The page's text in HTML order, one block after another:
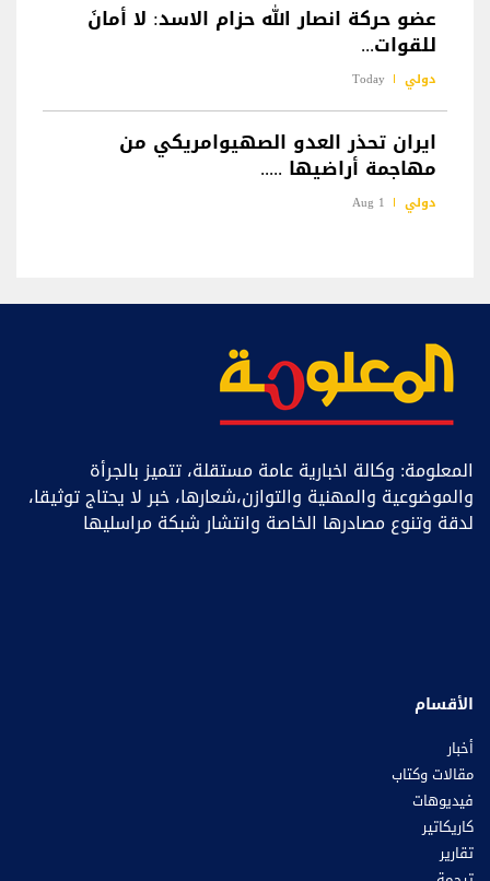
‏عضو حركة انصار الله حزام الاسد: لا أمانَ
للقوات...
دولي Today
ايران تحذر العدو الصهيوامريكي من
مهاجمة أراضيها .....
دولي 1 Aug
المعلومة: وكالة اخبارية عامة مستقلة، تتميز بالجرأة
والموضوعية والمهنية والتوازن،شعارها، خبر ﻻ يحتاج توثيقا،
لدقة وتنوع مصادرها الخاصة وانتشار شبكة مراسليها
الأقسام
أخبار
مقالات وكتاب
فيديوهات
كاريكاتير
تقارير